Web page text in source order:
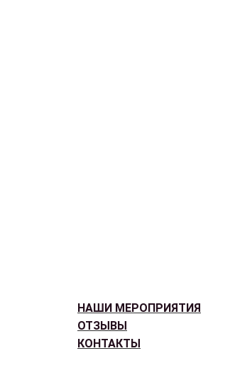
НАШИ МЕРОПРИЯТИЯ
ОТЗЫВЫ
КОНТАКТЫ